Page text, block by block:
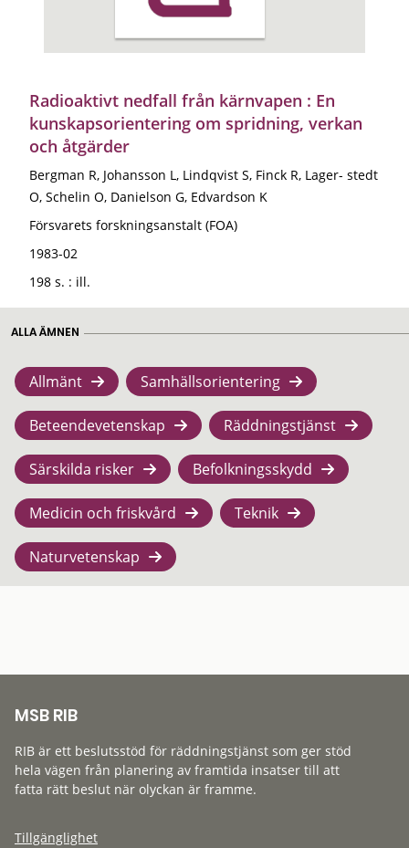
Radioaktivt nedfall från kärnvapen : En
kunskapsorientering om spridning, verkan
och åtgärder
Bergman R, Johansson L, Lindqvist S, Finck R, Lager- stedt
O, Schelin O, Danielson G, Edvardson K
Försvarets forskningsanstalt (FOA)
1983-02
198 s. : ill.
ALLA ÄMNEN
Allmänt Samhällsorientering
Beteendevetenskap Räddningstjänst
Särskilda risker Befolkningsskydd
Medicin och friskvård Teknik
Naturvetenskap
MSB RIB
RIB är ett beslutsstöd för räddningstjänst som ger stöd
hela vägen från planering av framtida insatser till att
fatta rätt beslut när olyckan är framme.
Tillgänglighet